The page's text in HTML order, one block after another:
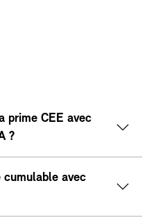
prime CEE avec
?
cumulable avec